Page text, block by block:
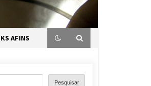
AFINS
Pesquisar